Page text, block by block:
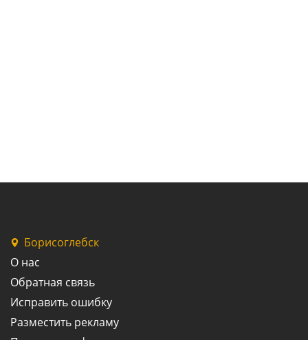
Борисоглебск
О нас
Обратная связь
Исправить ошибку
Разместить рекламу